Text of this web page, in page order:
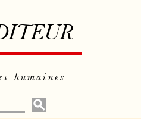
humaines